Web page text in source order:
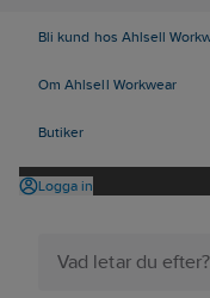
Bli kund hos Ahlsell
Om Ahlsell Workwear
Butiker
Logga in